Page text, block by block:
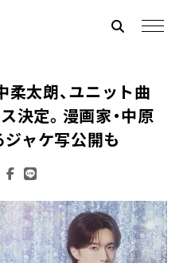
太朗、ユニット曲
決定。漫画家・中原
ャケ写公開も